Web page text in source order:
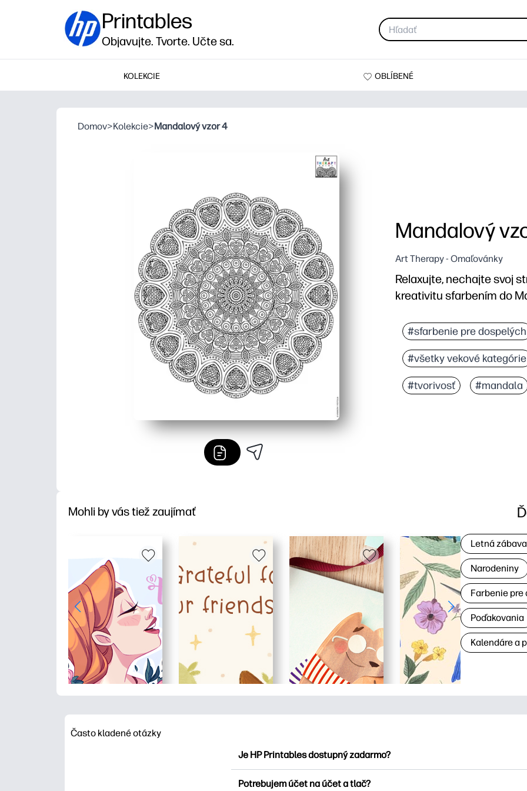
Printables
Objavujte. Tvorte. Učte sa.
KOLEKCIE OBLÍBENÉ
Domov>Kolekcie>Mandalový vzor 4
Mandalový
Art Therapy - Omaľovánky
Relaxujte, nechajte svoj
kreativitu sfarbením do
Jednoducho tlačíte a
Zložité vzory vytvárajú
Zlomenie mozgu bez
Všestranné použitie -
#sfarbenie pre dospelých
#všetky vekové kategórie
#tvorivosť #mandala
Mohli by vás tiež zaujímať
Letná zábava
Narodeniny
Farbenie pre
Poďakovania
Kalendáre a
Často kladené otázky
Je HP Printables dostupný zadarmo?
Potrebujem účet na účet a tlač?